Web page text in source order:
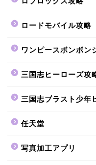
ロードモバイル攻略
ワンピースボンボン
三国志ヒーローズ攻
三国志ブラスト少年
任天堂
写真加工アプリ